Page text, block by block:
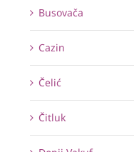
Busovača
Cazin
Čelić
Čitluk